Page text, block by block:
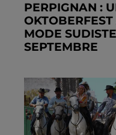
PERPIGNAN :
MODE
SEPTEMBRE